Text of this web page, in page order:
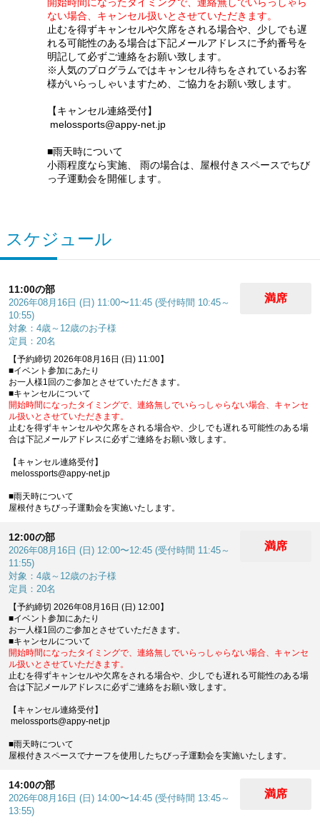
ない場合、キャンセル扱いとさせていただきます。
止むを得ずキャンセルや欠席をされる場合や、少しでも遅
れる可能性のある場合は下記メールアドレスに予約番号を
明記して必ずご連絡をお願い致します。
※人気のプログラムではキャンセル待ちをされているお客
様がいらっしゃいますため、ご協力をお願い致します。
【キャンセル連絡受付】
melossports@appy-net.jp
■雨天時について
小雨程度なら実施、 雨の場合は、屋根付きスペースでちび
っ子運動会を開催します。
スケジュール
11:00の部
2026年08月16日 (日) 11:00〜11:45 (受付時間 10:45～
10:55)
対象：4歳～12歳のお子様
定員：20名
満席
【予約締切 2026年08月16日 (日) 11:00】
■イベント参加にあたり
お一人様1回のご参加とさせていただきます。
■キャンセルについて
開始時間になったタイミングで、連絡無しでいらっしゃらない場合、キャンセ
ル扱いとさせていただきます。
止むを得ずキャンセルや欠席をされる場合や、少しでも遅れる可能性のある場
合は下記メールアドレスに必ずご連絡をお願い致します。
【キャンセル連絡受付】
melossports@appy-net.jp
■雨天時について
屋根付きちびっ子運動会を実施いたします。
12:00の部
2026年08月16日 (日) 12:00〜12:45 (受付時間 11:45～
11:55)
対象：4歳～12歳のお子様
定員：20名
満席
【予約締切 2026年08月16日 (日) 12:00】
■イベント参加にあたり
お一人様1回のご参加とさせていただきます。
■キャンセルについて
開始時間になったタイミングで、連絡無しでいらっしゃらない場合、キャンセ
ル扱いとさせていただきます。
止むを得ずキャンセルや欠席をされる場合や、少しでも遅れる可能性のある場
合は下記メールアドレスに必ずご連絡をお願い致します。
【キャンセル連絡受付】
melossports@appy-net.jp
■雨天時について
屋根付きスペースでナーフを使用したちびっ子運動会を実施いたします。
14:00の部
2026年08月16日 (日) 14:00〜14:45 (受付時間 13:45～
13:55)
満席